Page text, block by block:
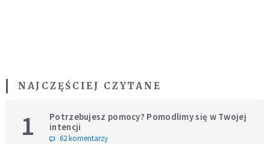
NAJCZĘŚCIEJ CZYTANE
1
Potrzebujesz pomocy? Pomodlimy się w Twojej
intencji
62 komentarzy